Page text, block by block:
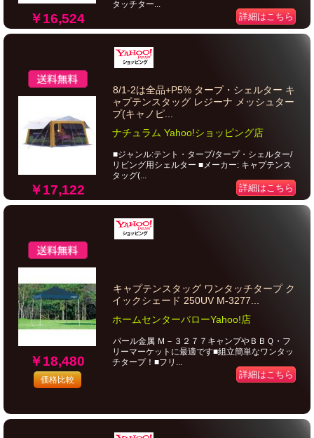
￥16,524
タッチター...
詳細はこちら
￥17,122
8/1-2は全品+P5% タープ・シェルター キ
ャプテンスタッグ レジーナ メッシュター
プ(キャノピ...
ナチュラム Yahoo!ショッピング店
■ジャンル:テント・タープ/タープ・シェルター/
リビング用シェルター ■メーカー: キャプテンス
タッグ(...
詳細はこちら
￥18,480
価格比較
キャプテンスタッグ ワンタッチタープ ク
イックシェード 250UV M-3277...
ホームセンターバローYahoo!店
パール金属 Ｍ－３２７７キャンプやＢＢＱ・フ
リーマーケットに最適です■組立簡単なワンタッ
チタープ！■フリ...
詳細はこちら